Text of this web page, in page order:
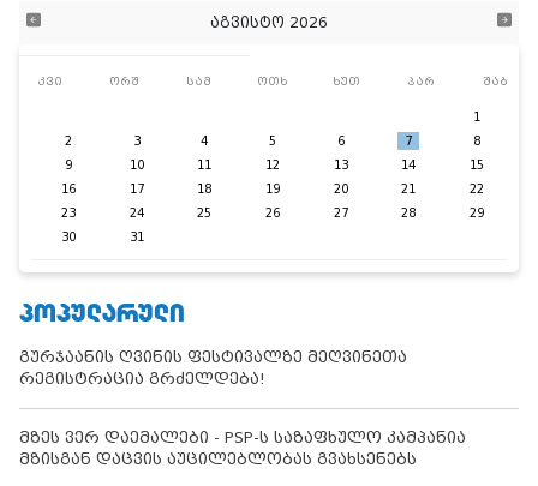
აგვისტო 2026
კვი ორშ სამ ოთხ ხუთ პარ შაბ
1
2
3 4 5 6 7
8
9
10 11 12 13 14
15
16
17 18 19 20 21
22
23
24 25 26 27 28
29
30
31
ᲞᲝᲞᲣᲚᲐᲠᲣᲚᲘ
გურჯაანის ღვინის ფესტივალზე მეღვინეთა
რეგისტრაცია გრძელდება!
მზეს ვერ დაემალები - PSP-ს საზაფხულო კამპანია
მზისგან დაცვის აუცილებლობას გვახსენებს